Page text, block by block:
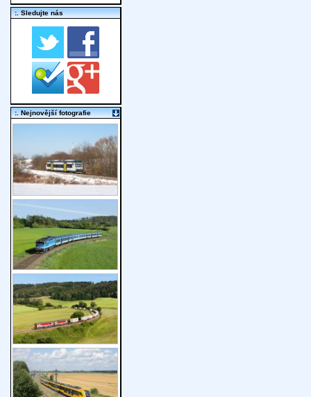
:. Sledujte nás
:. Nejnovější fotografie